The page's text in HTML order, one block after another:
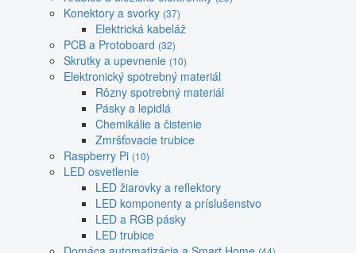
Konektory a svorky (37)
Elektrická kabeláž
PCB a Protoboard (32)
Skrutky a upevnenie (10)
Elektronický spotrebný materiál
Rôzny spotrebný materiál
Pásky a lepidlá
Chemikálie a čistenie
Zmršťovacie trubice
Raspberry Pi (10)
LED osvetlenie
LED žiarovky a reflektory
LED komponenty a príslušenstvo
LED a RGB pásky
LED trubice